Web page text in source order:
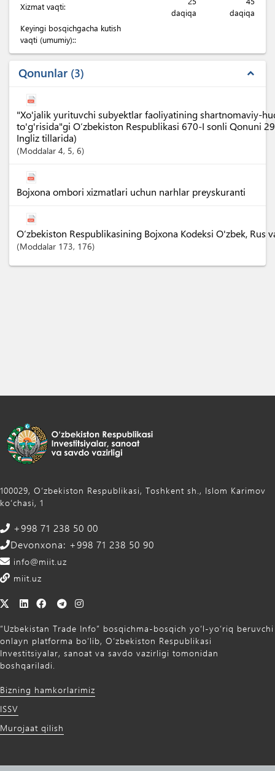
Xizmat vaqti:
daqiqa
daqiqa
Keyingi bosqichgacha kutish
vaqti (umumiy)::
Qonunlar 3 expand_less
"Xo'jalik yurituvchi subyektlar faoliyatining shartnomaviy-
to'g'risida"gi O‘zbekiston Respublikasi 670-I sonli Qonuni
Ingliz tillarida)
Moddalar 4, 5, 6
Bojxona ombori xizmatlari uchun narhlar preyskuranti
O‘zbekiston Respublikasining Bojxona Kodeksi O'zbek, Rus
Moddalar 173, 176
100029, Oʻzbekiston Respublikasi, Toshkent sh., Islom Karimov
ko‘chasi, 1
+998 71 238 50 00
Devonxona: +998 71 238 50 90
info@miit.uz
miit.uz
“Uzbekistan Trade Info” bosqichma-bosqich yo‘l-yo‘riq beruvchi
onlayn platforma bo‘lib, O‘zbekiston Respublikasi
Investitsiyalar, sanoat va savdo vazirligi tomonidan
boshqariladi.
Bizning hamkorlarimiz
ISSV
Murojaat qilish